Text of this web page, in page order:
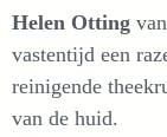
Helen Otting van
vastentijd een
reinigende
van de huid.